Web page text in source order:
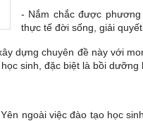
- Nắm chắc được
thực tế đời sống, giải
dựng chuyên đề này với
sinh, đặc biệt là bồi dưỡng
ngoài việc đào tạo học